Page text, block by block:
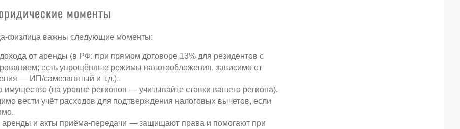
моменты
физлица важны следующие моменты:
от аренды (в РФ: при прямом договоре 13% для резидентов с
есть упрощённые режимы налогообложения, зависимо от
— ИП/самозанятый и т.д.).
имущество (на уровне регионов — учитывайте ставки вашего региона).
вести учёт расходов для подтверждения налоговых вычетов, если
аренды и акты приёма-передачи — защищают права и помогают при